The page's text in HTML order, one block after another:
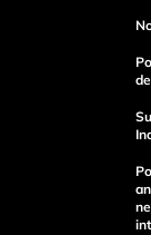
enviar